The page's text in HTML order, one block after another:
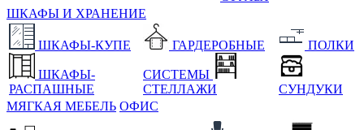
ШКАФЫ И ХРАНЕНИЕ
ШКАФЫ-КУПЕ
ШКАФЫ-
РАСПАШНЫЕ
ГАРДЕРОБНЫЕ
СИСТЕМЫ
СТЕЛЛАЖИ
ПОЛКИ
СУНДУКИ
МЯГКАЯ МЕБЕЛЬ ОФИС